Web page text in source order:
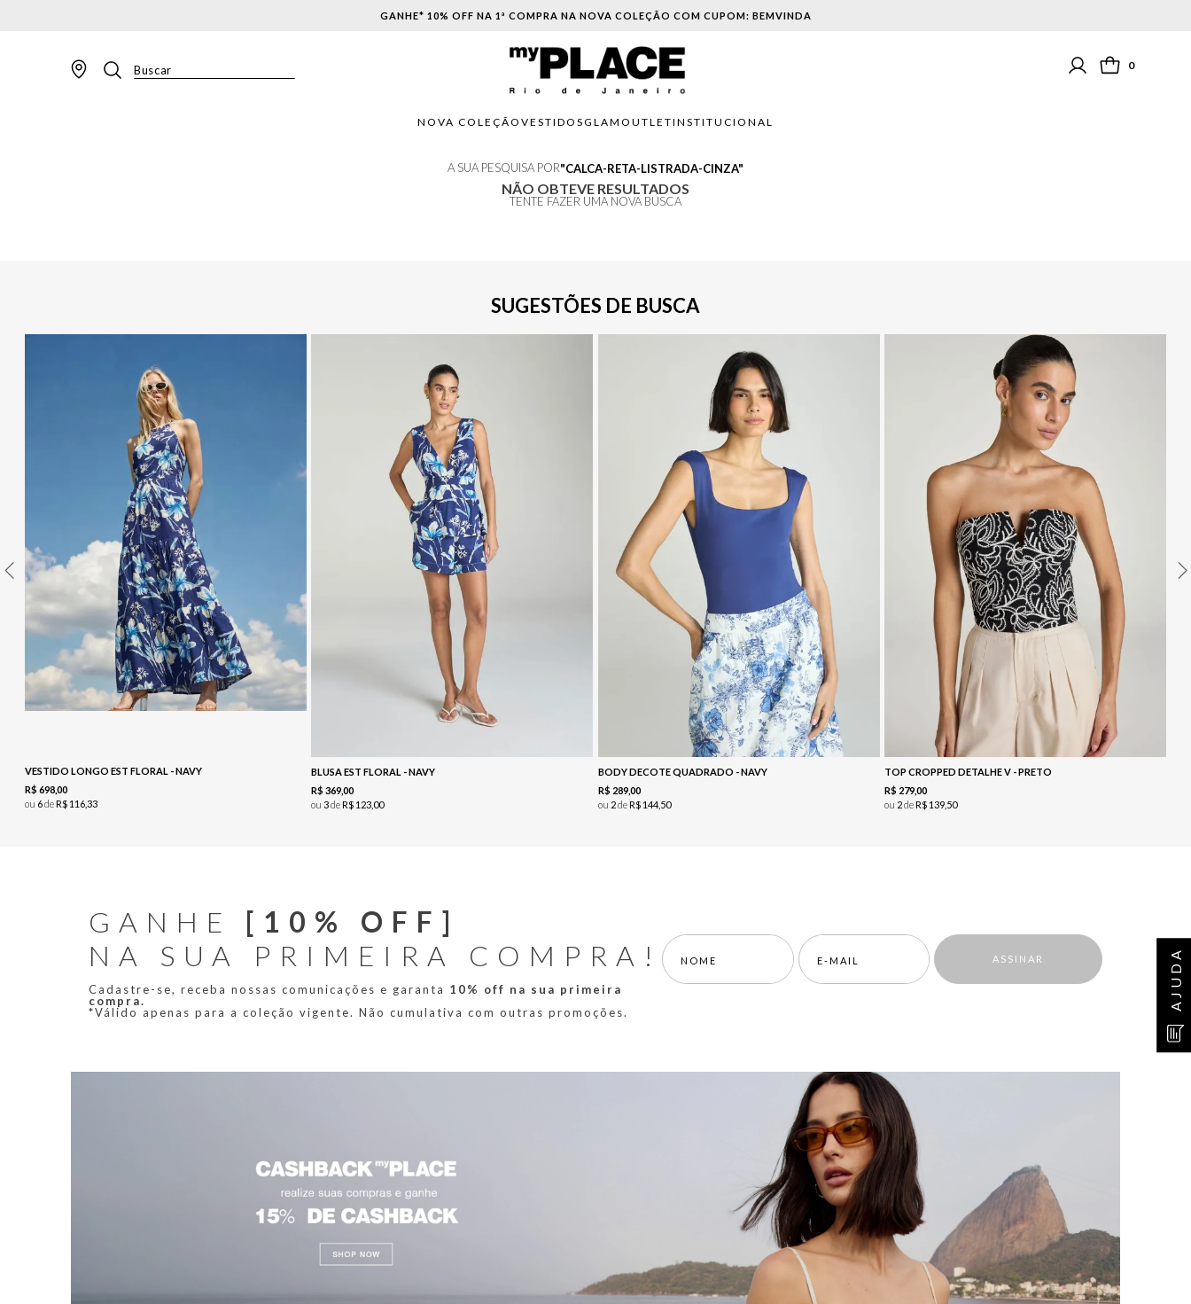
GANHE* 10% OFF NA 1ª COMPRA NA NOVA COLEÇÃO COM CUPOM: BEMVINDA
Buscar
CALÇA JEANS
COLETE
0
NOVA COLEÇÃO VESTIDOSGLAM OUTLETINSTITUCIONAL
AJUDA
A SUA PESQUISA POR CALCA-RETA-LISTRADA-CINZA
NÃO OBTEVE RESULTADOS
TENTE FAZER UMA NOVA BUSCA
SUGESTÕES DE BUSCA
VESTIDO LONGO EST FLORAL - NAVY
R$ 698,00
ou 6deR$ 116,33
BLUSA EST FLORAL - NAVY
R$ 369,00
ou3deR$ 123 00
BODY DECOTE QUADRADO - NAVY
R$ 289,00
ou 2deR$ 144, 50
TOP CROPPED DETALHE V - PRETO
R$ 279,00
ou 2deR$ 139 50
GANHE [10% OFF]
NA SUA PRIMEIRA COMPRA!
Cadastre-se, receba nossas comunicações e garanta 10% off na sua primeira
compra.
*Válido apenas para a coleção vigente. Não cumulativa com outras promoções.
ASSINAR